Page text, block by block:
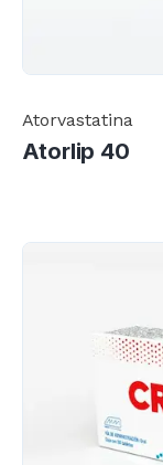
Atorvastatina
Atorlip 40